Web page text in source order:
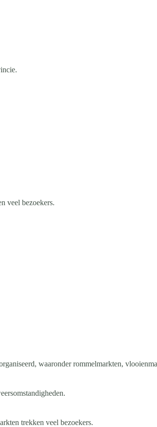
veel bezoekers.
waaronder rommelmarkten,
trekken veel bezoekers.